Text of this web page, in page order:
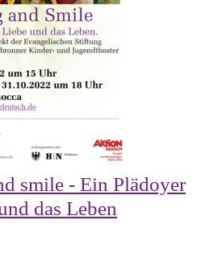
smile - Ein Plädoyer
das Leben